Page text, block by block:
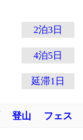
雪遊びから本
スポーツまで
大人用スノー
ペックがある
ィットシステ
2泊3日
4泊5日
延滞1日
登山 フェス